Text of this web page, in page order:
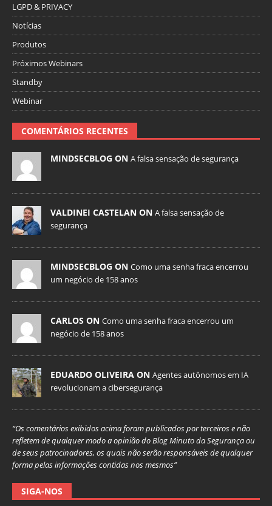
LGPD & PRIVACY
Notícias
Produtos
Próximos Webinars
Standby
Webinar
COMENTÁRIOS RECENTES
MINDSECBLOG ON A falsa sensação de segurança
VALDINEI CASTELAN ON A falsa sensação de
segurança
MINDSECBLOG ON Como uma senha fraca encerrou
um negócio de 158 anos
CARLOS ON Como uma senha fraca encerrou um
negócio de 158 anos
EDUARDO OLIVEIRA ON Agentes autônomos em IA
revolucionam a cibersegurança
“Os comentários exibidos acima foram publicados por terceiros e não
refletem de qualquer modo a opinião do Blog Minuto da Segurança ou
de seus patrocinadores, os quais não serão responsáveis de qualquer
forma pelas informações contidas nos mesmos”
SIGA-NOS